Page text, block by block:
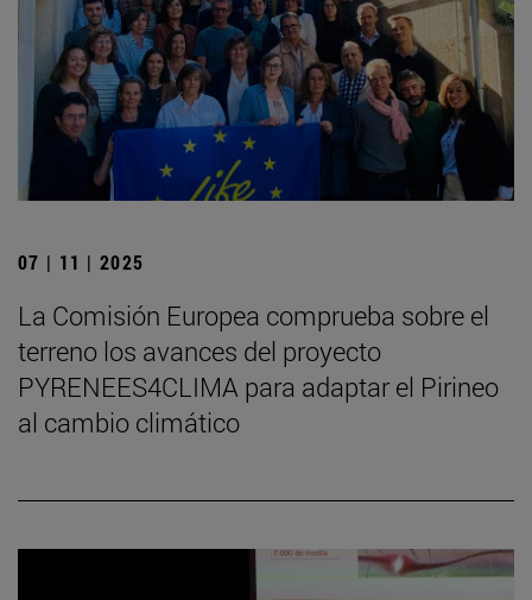
07 | 11 | 2025
La Comisión Europea comprueba sobre el
terreno los avances del proyecto
PYRENEES4CLIMA para adaptar el Pirineo
al cambio climático